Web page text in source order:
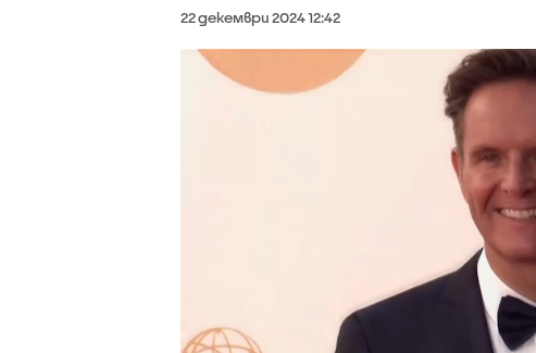
22 декември 2024 12:42